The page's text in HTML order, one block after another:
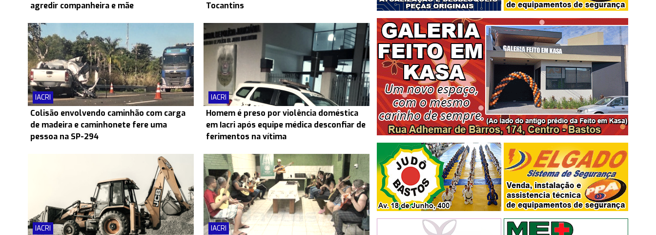
agredir companheira e mãe
Tocantins
IACRI
Colisão envolvendo caminhão com carga
de madeira e caminhonete fere uma
pessoa na SP-294
IACRI
Homem é preso por violência doméstica
em Iacri após equipe médica desconfiar de
ferimentos na vítima
IACRI IACRI